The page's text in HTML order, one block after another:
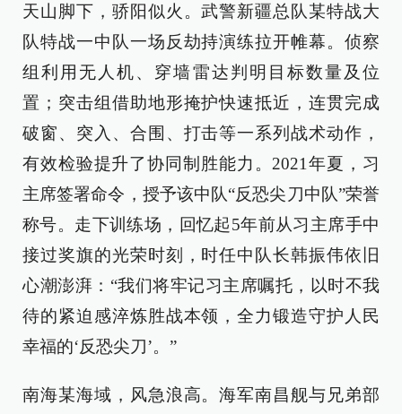
天山脚下，骄阳似火。武警新疆总队某特战大
队特战一中队一场反劫持演练拉开帷幕。侦察
组利用无人机、穿墙雷达判明目标数量及位
置；突击组借助地形掩护快速抵近，连贯完成
破窗、突入、合围、打击等一系列战术动作，
有效检验提升了协同制胜能力。2021年夏，习
主席签署命令，授予该中队“反恐尖刀中队”荣誉
称号。走下训练场，回忆起5年前从习主席手中
接过奖旗的光荣时刻，时任中队长韩振伟依旧
心潮澎湃：“我们将牢记习主席嘱托，以时不我
待的紧迫感淬炼胜战本领，全力锻造守护人民
幸福的‘反恐尖刀’。”
南海某海域，风急浪高。海军南昌舰与兄弟部